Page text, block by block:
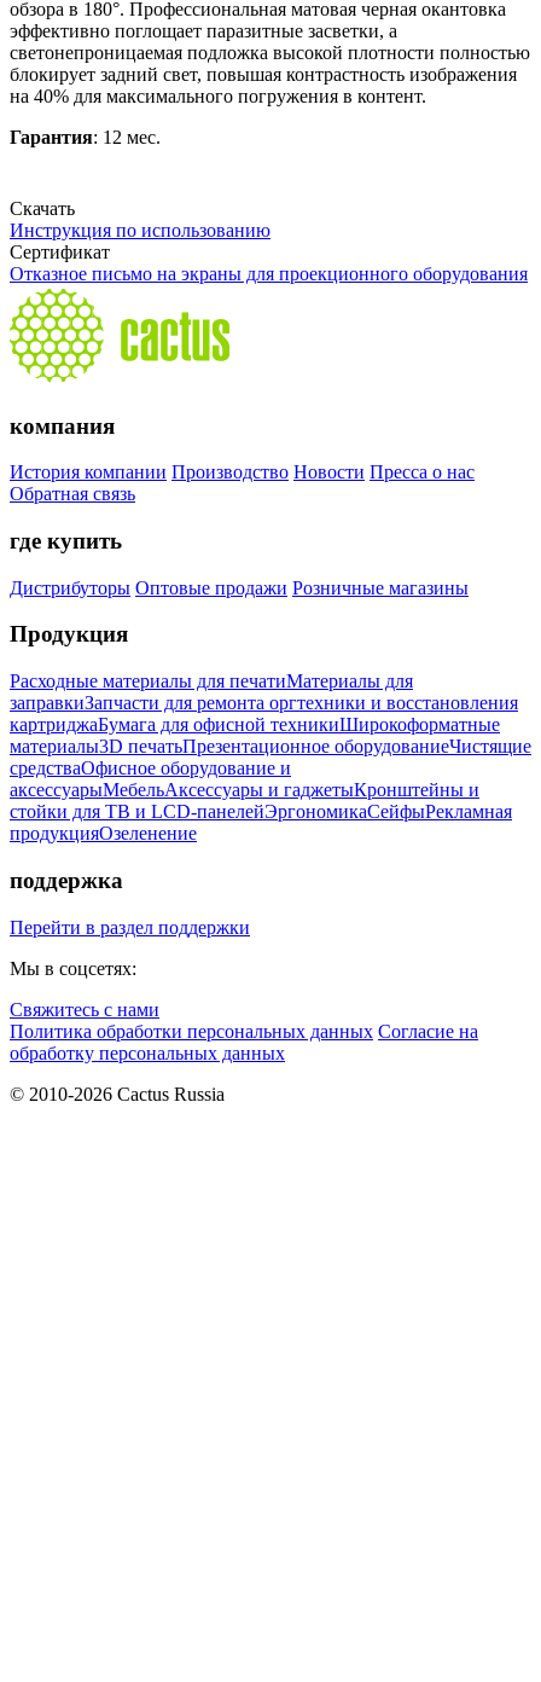
обзора в 180°. Профессиональная матовая черная окантовка
эффективно поглощает паразитные засветки, а
светонепроницаемая подложка высокой плотности полностью
блокирует задний свет, повышая контрастность изображения
на 40% для максимального погружения в контент.
Гарантия: 12 мес.
Скачать
Инструкция по использованию
Сертификат
Отказное письмо на экраны для проекционного оборудования
компания
История компании Производство Новости Пресса о нас
Обратная связь
где купить
Дистрибуторы Оптовые продажи Розничные магазины
Продукция
Расходные материалы для печатиМатериалы для
заправкиЗапчасти для ремонта оргтехники и восстановления
картриджаБумага для офисной техникиШирокоформатные
материалы3D печатьПрезентационное оборудованиеЧистящие
средстваОфисное оборудование и
аксессуарыМебельАксессуары и гаджетыКронштейны и
стойки для ТВ и LCD-панелейЭргономикаСейфыРекламная
продукцияОзеленение
поддержка
Перейти в раздел поддержки
Мы в соцсетях:
Свяжитесь с нами
Политика обработки персональных данных Согласие на
обработку персональных данных
© 2010-2026 Cactus Russia